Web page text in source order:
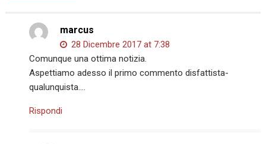
marcus
28 Dicembre 2017 at 7:38
Comunque una ottima notizia.
Aspettiamo adesso il primo commento disfattista-
qualunquista….
Rispondi